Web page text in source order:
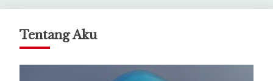
Tentang Aku